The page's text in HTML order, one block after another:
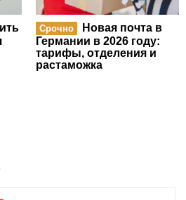
Срочно
Новая почта в
Германии в 2026 году:
тарифы, отделения и
растаможка